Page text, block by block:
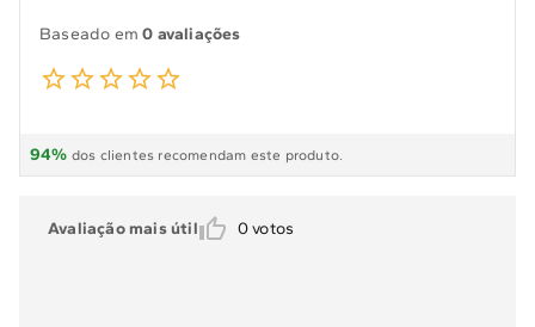
Prateleiras
Não
Baseado em0 avaliações
94% dos clientes recomendam este produto.
Avaliação mais útil 0votos